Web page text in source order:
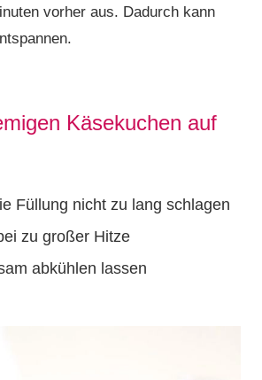
vorher aus. Dadurch kann
Käsekuchen auf
Füllung nicht zu lang schlagen
zu großer Hitze
abkühlen lassen